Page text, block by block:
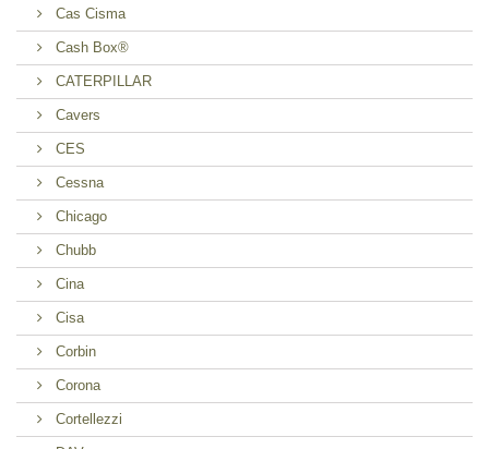
Cas Cisma
Cash Box®
CATERPILLAR
Cavers
CES
Cessna
Chicago
Chubb
Cina
Cisa
Corbin
Corona
Cortellezzi